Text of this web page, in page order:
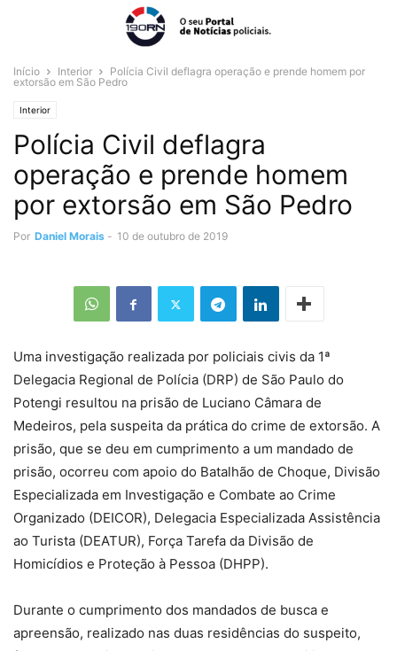
Início Interior
Polícia Civil deflagra operação e prende homem por
extorsão em São Pedro
Interior
Polícia Civil deflagra
operação e prende homem
por extorsão em São Pedro
Por Daniel Morais - 10 de outubro de 2019
Uma investigação realizada por policiais civis da 1ª
Delegacia Regional de Polícia (DRP) de São Paulo do
Potengi resultou na prisão de Luciano Câmara de
Medeiros, pela suspeita da prática do crime de extorsão. A
prisão, que se deu em cumprimento a um mandado de
prisão, ocorreu com apoio do Batalhão de Choque, Divisão
Especializada em Investigação e Combate ao Crime
Organizado (DEICOR), Delegacia Especializada Assistência
ao Turista (DEATUR), Força Tarefa da Divisão de
Homicídios e Proteção à Pessoa (DHPP).
Durante o cumprimento dos mandados de busca e
apreensão, realizado nas duas residências do suspeito,